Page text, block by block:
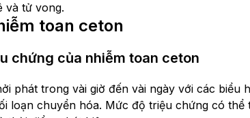
và tử vong.
toan ceton
chứng của nhiễm toan ceton
phát trong vài giờ đến vài ngày với các biểu
loạn chuyển hóa. Mức độ triệu chứng có thể